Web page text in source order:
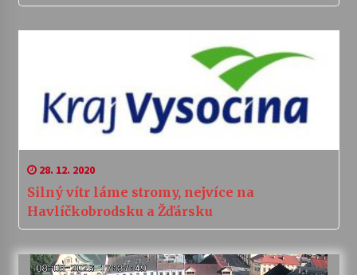
28. 12. 2020
Silný vítr láme stromy, nejvíce na
Havlíčkobrodsku a Žďársku